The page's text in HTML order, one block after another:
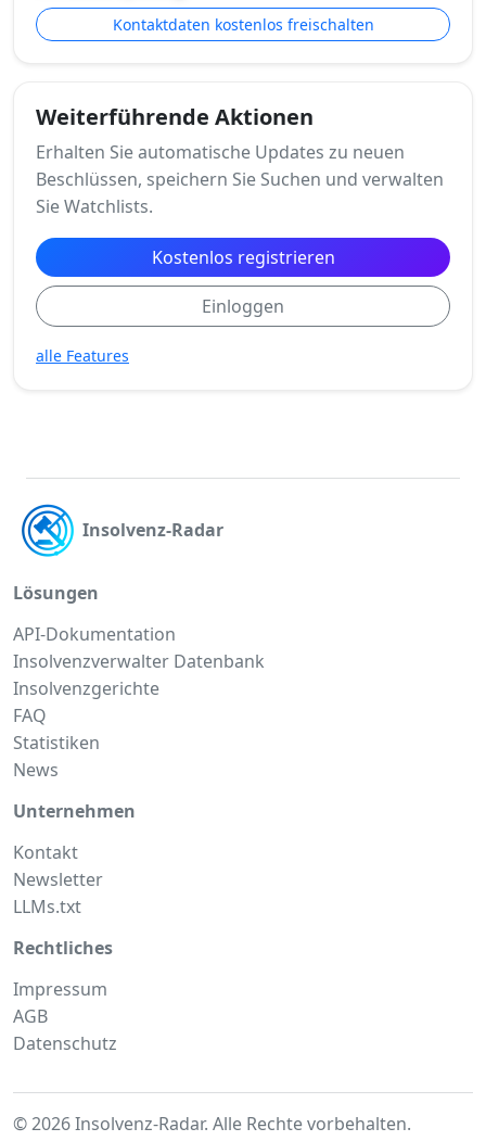
Kontaktdaten kostenlos freischalten
Weiterführende Aktionen
Erhalten Sie automatische Updates zu neuen
Beschlüssen, speichern Sie Suchen und verwalten
Sie Watchlists.
Kostenlos registrieren
Einloggen
alle Features
Insolvenz-Radar
Lösungen
API-Dokumentation
Insolvenzverwalter Datenbank
Insolvenzgerichte
FAQ
Statistiken
News
Unternehmen
Kontakt
Newsletter
LLMs.txt
Rechtliches
Impressum
AGB
Datenschutz
© 2026 Insolvenz-Radar. Alle Rechte vorbehalten.